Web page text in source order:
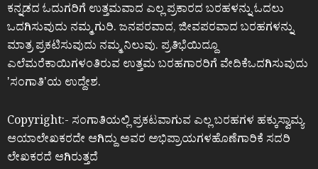
ಕನ್ನಡದ ಓದುಗರಿಗೆ ಉತ್ತಮವಾದ ಎಲ್ಲ ಪ್ರಕಾರದ ಬರಹಳನ್ನು ಓದಲು
ಒದಗಿಸುವುದು ನಮ್ಮ ಗುರಿ. ಜನಪರವಾದ, ಜೀವಪರವಾದ ಬರಹಗಳನ್ನು
ಮಾತ್ರ ಪ್ರಕಟಿಸುವುದು ನಮ್ಮ ನಿಲುವು. ಪ್ರತಿಭೆಯಿದ್ದೂ
ಎಲೆಮರೆಕಾಯಿಗಳಂತಿರುವ ಉತ್ತಮ ಬರಹಗಾರರಿಗೆ ವೇದಿಕೆಒದಗಿಸುವುದು
ʼಸಂಗಾತಿʼಯ ಉದ್ದೇಶ.
Copyright:- ಸಂಗಾತಿಯಲ್ಲಿ ಪ್ರಕಟವಾಗುವ ಎಲ್ಲ ಬರಹಗಳ ಹಕ್ಕುಸ್ವಾಮ್ಯ
ಆಯಾಲೇಖಕರದೇ ಆಗಿದ್ದು ಅವರ ಅಭಿಪ್ರಾಯಗಳಹೊಣೆಗಾರಿಕೆ ಸದರಿ
ಲೇಖಕರದೆ ಆಗಿರುತ್ತದೆ